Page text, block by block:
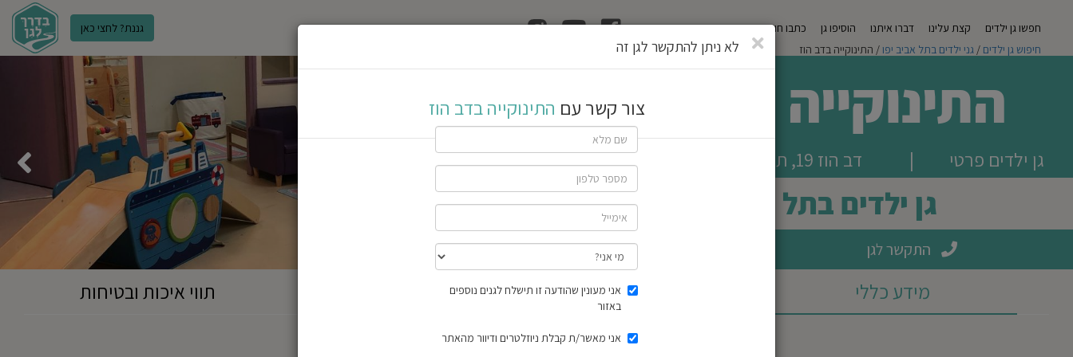
גננת? לחצי כאן חפשו גן ילדים קצת עלינו דברו איתנו הוסיפו גן כתבו חוות דעת מגזין
הוצאת רשיון גן
חיפוש גן ילדים / גני ילדים בתל אביב יפו/ התינוקייה בדב הוז
ג
ן
א
ע
י
ל
התינוקייה בדב הוז
דב הוז 19, תל אביב יפו | גן ילדים פרטי
גן ילדים בתל אביב יפו
התקשר לגן
מידע כללי תווי איכות ובטיחות
סגירהלא ניתן להתקשר לגן זה
צור קשר עם התינוקייה בדב הוז
אני מעונין שהודעה זו תישלח לגנים נוספים
באזור
אני מאשר/ת קבלת ניוזלטרים ודיוור מהאתר